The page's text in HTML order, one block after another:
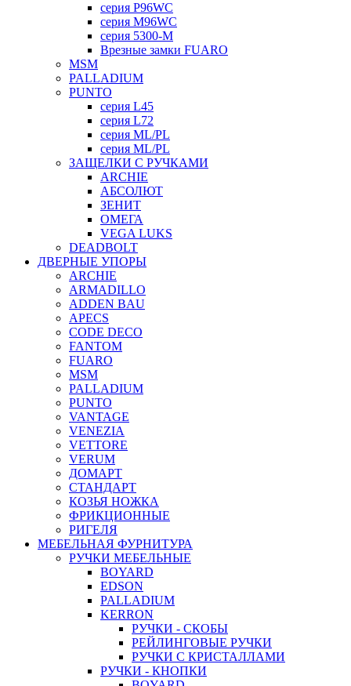
серия P96WC
серия M96WC
серия 5300-M
Врезные замки FUARO
MSM
PALLADIUM
PUNTO
серия L45
серия L72
серия ML/PL
серия ML/PL
ЗАЩЕЛКИ С РУЧКАМИ
ARCHIE
АБСОЛЮТ
ЗЕНИТ
ОМЕГА
VEGA LUKS
DEADBOLT
ДВЕРНЫЕ УПОРЫ
ARCHIE
ARMADILLO
ADDEN BAU
APECS
CODE DECO
FANTOM
FUARO
MSM
PALLADIUM
PUNTO
VANTAGE
VENEZIA
VETTORE
VERUM
ДОМАРТ
СТАНДАРТ
КОЗЬЯ НОЖКА
ФРИКЦИОННЫЕ
РИГЕЛЯ
МЕБЕЛЬНАЯ ФУРНИТУРА
РУЧКИ МЕБЕЛЬНЫЕ
BOYARD
EDSON
PALLADIUM
KERRON
РУЧКИ - СКОБЫ
РЕЙЛИНГОВЫЕ РУЧКИ
РУЧКИ С КРИСТАЛЛАМИ
РУЧКИ - КНОПКИ